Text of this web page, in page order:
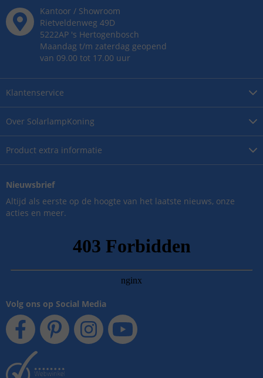
Over SolarlampKoning
Product extra informatie
Klantenservice
Kantoor / Showroom
Rietveldenweg 49D
5222AP 's Hertogenbosch
Maandag t/m zaterdag geopend
van 09.00 tot 17.00 uur
Nieuwsbrief
Altijd als eerste op de hoogte van het laatste nieuws, onze
acties en meer.
Volg ons op Social Media